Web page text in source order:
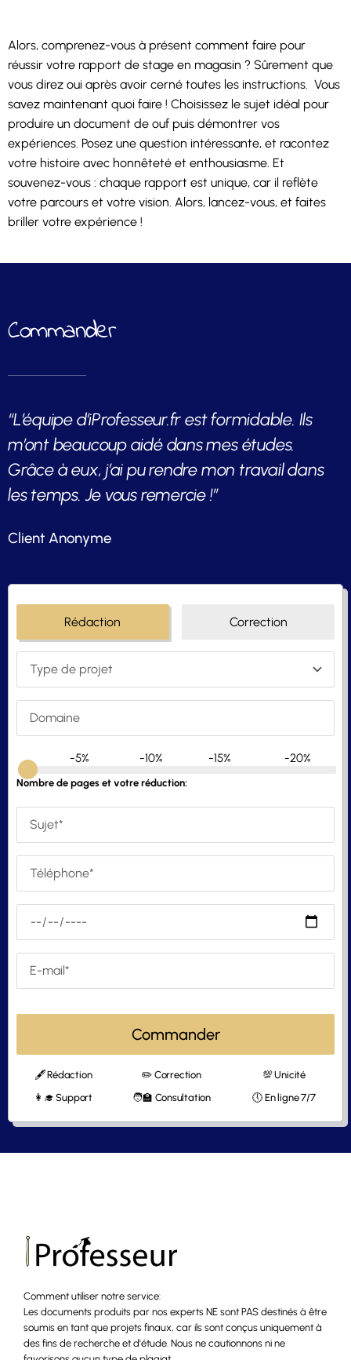
Alors, comprenez-vous à présent comment faire pour
réussir votre rapport de stage en magasin ? Sûrement que
vous direz oui après avoir cerné toutes les instructions. Vous
savez maintenant quoi faire ! Choisissez le sujet idéal pour
produire un document de ouf puis démontrer vos
expériences. Posez une question intéressante, et racontez
votre histoire avec honnêteté et enthousiasme. Et
souvenez-vous : chaque rapport est unique, car il reflète
votre parcours et votre vision. Alors, lancez-vous, et faites
briller votre expérience !
Commander
“L’équipe d’iProfesseur.fr est formidable. Ils
m’ont beaucoup aidé dans mes études.
Grâce à eux, j’ai pu rendre mon travail dans
les temps. Je vous remercie !”
Client Anonyme
Rédaction Correction
-5% -10% -15% -20%
Nombre de pages et votre réduction:
Commander
🖋 Rédaction ✏️ Correction
💯 Unicité
👩‍🎓 Support
🧑‍🏫 Consultation 🕔 En ligne 7/7
Comment utiliser notre service:
Les documents produits par nos experts NE sont PAS destinés à être
soumis en tant que projets finaux, car ils sont conçus uniquement à
des fins de recherche et d'étude. Nous ne cautionnons ni ne